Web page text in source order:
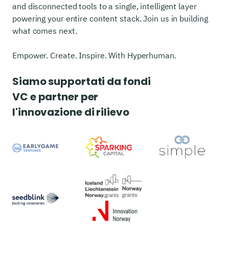
and disconnected tools to a single, intelligent layer
powering your entire content stack. Join us in building
what comes next.
Empower. Create. Inspire. With Hyperhuman.
Siamo supportati da fondi
VC e partner per
l'innovazione di rilievo